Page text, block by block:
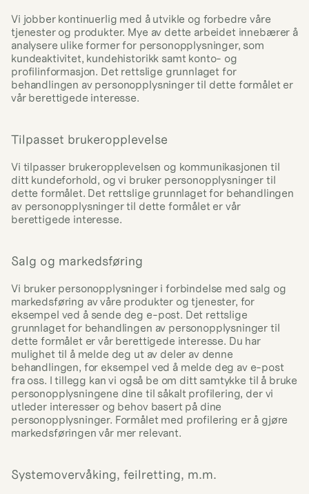
Vi jobber kontinuerlig med å utvikle og forbedre våre
tjenester og produkter. Mye av dette arbeidet innebærer å
analysere ulike former for personopplysninger, som
kundeaktivitet, kundehistorikk samt konto- og
profilinformasjon. Det rettslige grunnlaget for
behandlingen av personopplysninger til dette formålet er
vår berettigede interesse.
Tilpasset brukeropplevelse
Vi tilpasser brukeropplevelsen og kommunikasjonen til
ditt kundeforhold, og vi bruker personopplysninger til
dette formålet. Det rettslige grunnlaget for behandlingen
av personopplysninger til dette formålet er vår
berettigede interesse.
Salg og markedsføring
Vi bruker personopplysninger i forbindelse med salg og
markedsføring av våre produkter og tjenester, for
eksempel ved å sende deg e-post. Det rettslige
grunnlaget for behandlingen av personopplysninger til
dette formålet er vår berettigede interesse. Du har
mulighet til å melde deg ut av deler av denne
behandlingen, for eksempel ved å melde deg av e-post
fra oss. I tillegg kan vi også be om ditt samtykke til å bruke
personopplysningene dine til såkalt profilering, der vi
utleder interesser og behov basert på dine
personopplysninger. Formålet med profilering er å gjøre
markedsføringen vår mer relevant.
Systemovervåking, feilretting, m.m.